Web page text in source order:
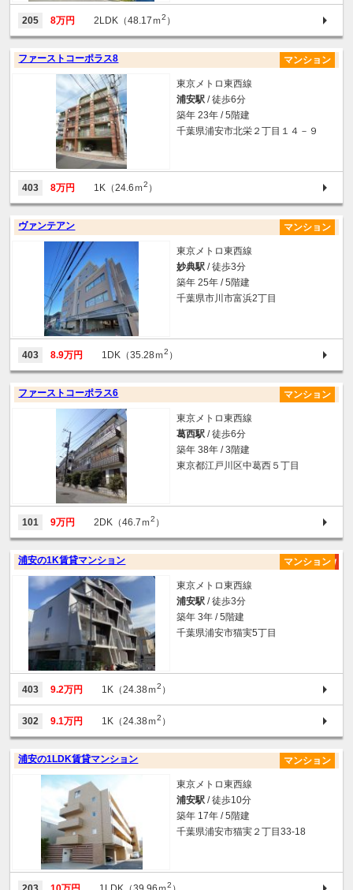
205 8万円 2LDK（48.17ｍ2 ）
ファーストコーポラス8 マンション
東京メトロ東西線
浦安駅 / 徒歩6分
築年 23年 / 5階建
千葉県浦安市北栄２丁目１４－９
403 8万円 1K（24.6ｍ2 ）
ヴァンテアン マンション
東京メトロ東西線
妙典駅 / 徒歩3分
築年 25年 / 5階建
千葉県市川市富浜2丁目
403 8.9万円 1DK（35.28ｍ2 ）
ファーストコーポラス6 マンション
東京メトロ東西線
葛西駅 / 徒歩6分
築年 38年 / 3階建
東京都江戸川区中葛西５丁目
101 9万円 2DK（46.7ｍ2 ）
浦安の1K賃貸マンション マンション
東京メトロ東西線
浦安駅 / 徒歩3分
築年 3年 / 5階建
千葉県浦安市猫実5丁目
403 9.2万円 1K（24.38ｍ2 ）
302 9.1万円 1K（24.38ｍ2 ）
浦安の1LDK賃貸マンション マンション
東京メトロ東西線
浦安駅 / 徒歩10分
築年 17年 / 5階建
千葉県浦安市猫実２丁目33-18
2